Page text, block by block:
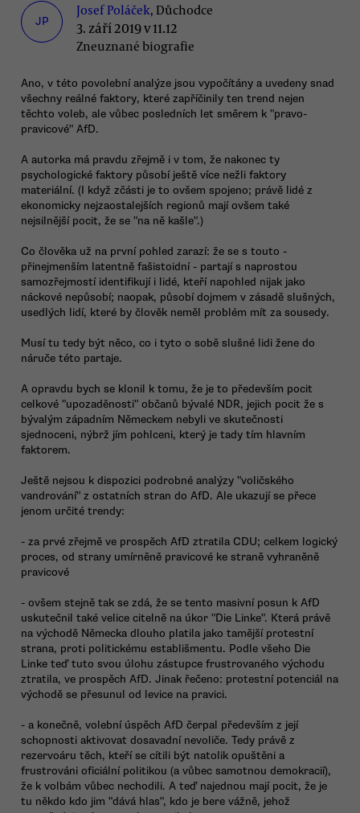
JP
Josef Poláček, Důchodce
3. září 2019 v 11.12
Zneuznané biografie
Ano, v této povolební analýze jsou vypočítány a uvedeny snad
všechny reálné faktory, které zapříčinily ten trend nejen
těchto voleb, ale vůbec posledních let směrem k "pravo-
pravicové" AfD.
A autorka má pravdu zřejmě i v tom, že nakonec ty
psychologické faktory působí ještě více nežli faktory
materiální. (I když zčásti je to ovšem spojeno; právě lidé z
ekonomicky nejzaostalejších regionů mají ovšem také
nejsilnější pocit, že se "na ně kašle".)
Co člověka už na první pohled zarazí: že se s touto -
přinejmenším latentně fašistoidní - partají s naprostou
samozřejmostí identifikují i lidé, kteří napohled nijak jako
náckové nepůsobí; naopak, působí dojmem v zásadě slušných,
usedlých lidí, které by člověk neměl problém mít za sousedy.
Musí tu tedy být něco, co i tyto o sobě slušné lidi žene do
náruče této partaje.
A opravdu bych se klonil k tomu, že je to především pocit
celkové "upozaděnosti" občanů bývalé NDR, jejich pocit že s
bývalým západním Německem nebyli ve skutečnosti
sjednoceni, nýbrž jím pohlceni, který je tady tím hlavním
faktorem.
Ještě nejsou k dispozici podrobné analýzy "voličského
vandrování" z ostatních stran do AfD. Ale ukazují se přece
jenom určité trendy:
- za prvé zřejmě ve prospěch AfD ztratila CDU; celkem logický
proces, od strany umírněně pravicové ke straně vyhraněně
pravicové
- ovšem stejně tak se zdá, že se tento masivní posun k AfD
uskutečnil také velice citelně na úkor "Die Linke". Která právě
na východě Německa dlouho platila jako tamější protestní
strana, proti politickému establišmentu. Podle všeho Die
Linke teď tuto svou úlohu zástupce frustrovaného východu
ztratila, ve prospěch AfD. Jinak řečeno: protestní potenciál na
východě se přesunul od levice na pravici.
- a konečně, volební úspěch AfD čerpal především z její
schopnosti aktivovat dosavadní nevoliče. Tedy právě z
rezervoáru těch, kteří se cítili být natolik opuštěni a
frustrováni oficiální politikou (a vůbec samotnou demokracií),
že k volbám vůbec nechodili. A teď najednou mají pocit, že je
tu někdo kdo jim "dává hlas", kdo je bere vážně, jehož